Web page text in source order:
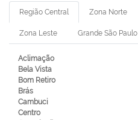
Região Central Zona Norte
Zona Leste Grande São Paulo
Aclimação
Bela Vista
Bom Retiro
Brás
Cambuci
Centro